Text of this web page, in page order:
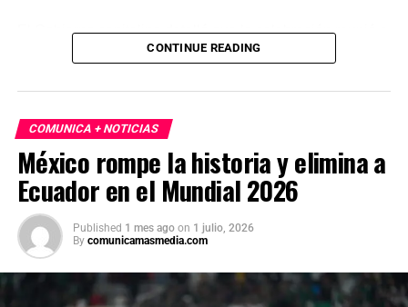
El Gobierno capitalino detalló que la celebración reunió a
cerca de 1.4 millones de personas, convirtiéndose en la
las autoridades hicieron un llamado a la población a vivir
el Mundial 2026 con responsabilidad y priorizar la
seguridad en eventos masivos.
CONTINUE READING
COMUNICA + NOTICIAS
México rompe la historia y elimina a
Ecuador en el Mundial 2026
Published 1 mes ago on 1 julio, 2026
By comunicamasmedia.com